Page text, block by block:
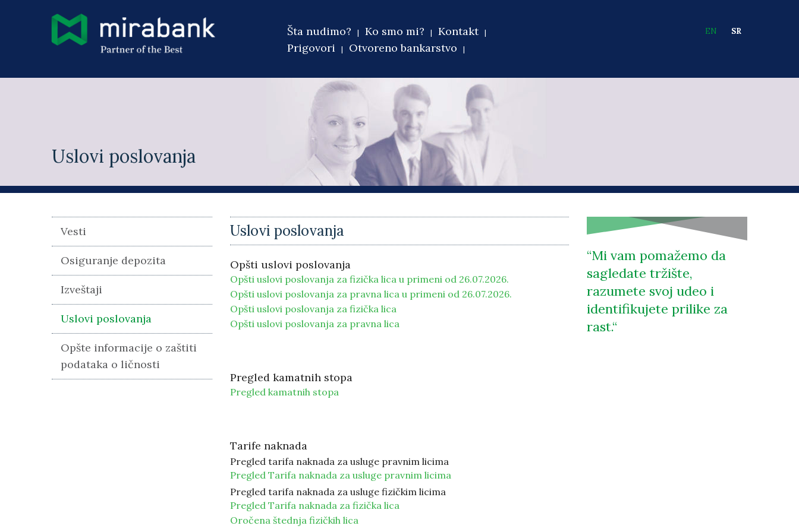
Main menu
Šta nudimo? Ko smo mi?
Kontakt
Prigovori
Otvoreno bankarstvo
EN SR
Uslovi poslovanja
You are here
Uslovi poslovanja
Opšti uslovi poslovanja
Opšti uslovi poslovanja za fizička lica u primeni od 26.07.2026.
Opšti uslovi poslovanja za pravna lica u primeni od 26.07.2026.
Opšti uslovi poslovanja za fizička lica
Opšti uslovi poslovanja za pravna lica
Pregled kamatnih stopa
Pregled kamatnih stopa
Tarife naknada
Pregled tarifa naknada za usluge pravnim licima
Pregled Tarifa naknada za usluge pravnim licima
Pregled tarifa naknada za usluge fizičkim licima
Pregled Tarifa naknada za fizička lica
Oročena štednja fizičkih lica
Vesti
Osiguranje depozita
Izveštaji
Uslovi poslovanja
Opšte informacije o zaštiti
podataka o ličnosti
Mi vam pomažemo da
sagledate tržište,
razumete svoj udeo i
identifikujete prilike za
rast.